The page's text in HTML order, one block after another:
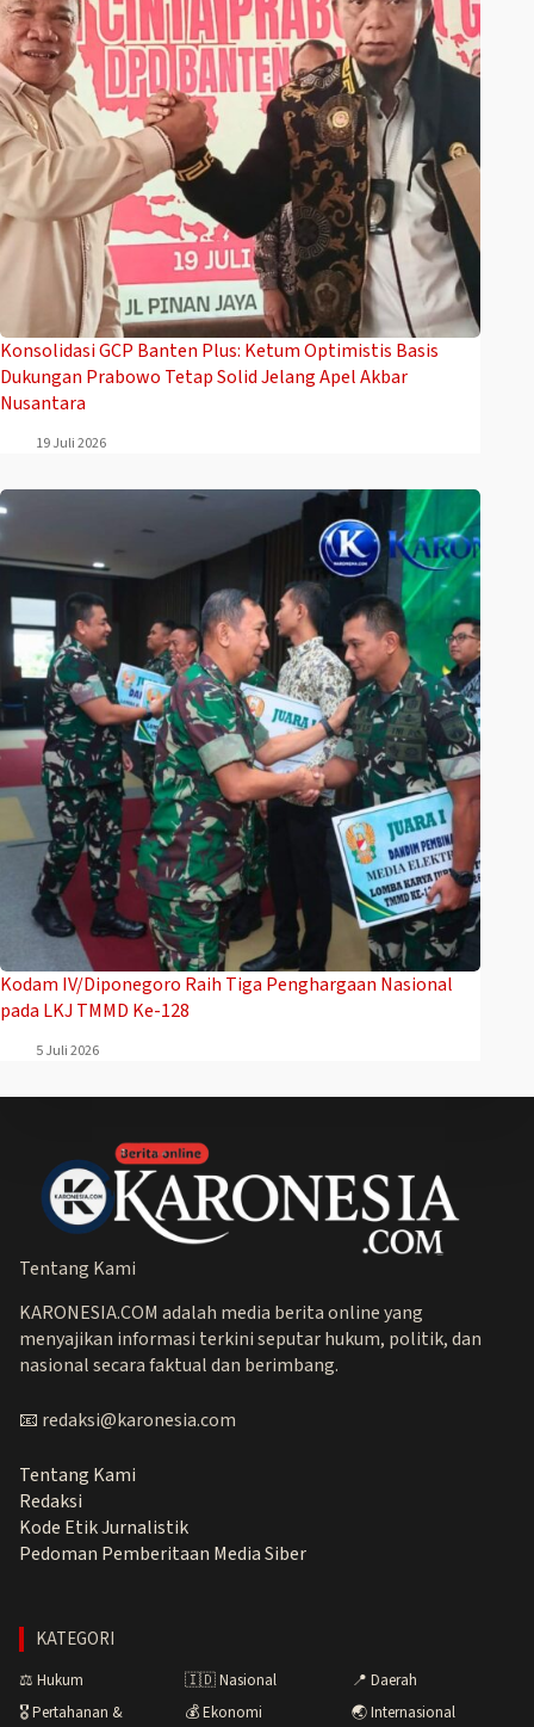
Konsolidasi GCP Banten Plus: Ketum Optimistis Basis
Dukungan Prabowo Tetap Solid Jelang Apel Akbar
Nusantara
19 Juli 2026
Kodam IV/Diponegoro Raih Tiga Penghargaan Nasional
pada LKJ TMMD Ke-128
5 Juli 2026
Tentang Kami
KARONESIA.COM adalah media berita online yang
menyajikan informasi terkini seputar hukum, politik, dan
nasional secara faktual dan berimbang.
📧 redaksi@karonesia.com
Tentang Kami
Redaksi
Kode Etik Jurnalistik
Pedoman Pemberitaan Media Siber
KATEGORI
⚖️ Hukum 🇮🇩 Nasional
📍 Daerah
🎖️ Pertahanan &
💰 Ekonomi 🌏 Internasional